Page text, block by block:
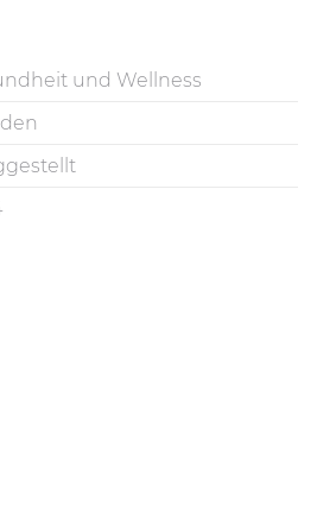
und Wellness